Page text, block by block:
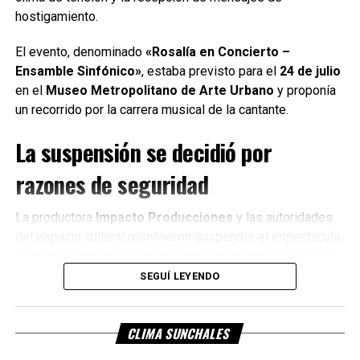
canción sería la elegida»,
recordó.
La cantante destacó además el fuerte vínculo de la
canción con Santa Fe.
«Esta tierra te vuelve
invencible», dice uno de los
versos que más la
identifica y que refleja el
espíritu con el que los
deportistas afrontarán la
competencia.
hostigamiento.
El evento, denominado «Rosalía en Concierto –
Ensamble Sinfónico», estaba previsto para el 24 de julio
en el Museo Metropolitano de Arte Urbano y proponía
un recorrido por la carrera musical de la cantante.
La suspensión se decidió por
razones de seguridad
La productora Impacto Producciones y las autoridades
redes sociales, en medio del malestar generado por el
accionar reciente de la artista.
SEGUÍ LEYENDO
CLIMA SUNCHALES